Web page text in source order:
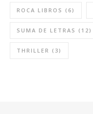
ROCA LIBROS (6)
SUMA DE LETRAS (12)
THRILLER (3)